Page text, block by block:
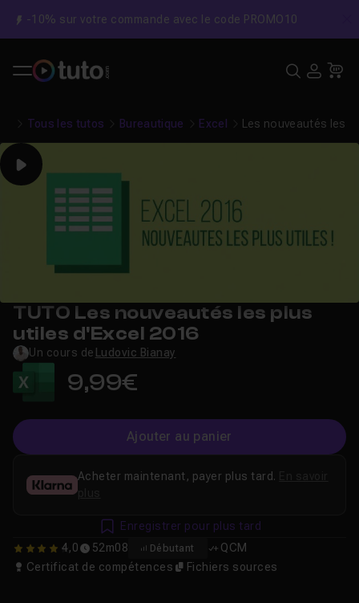
-10% sur votre commande avec le code PROMO10
Tous les tutos Bureautique Excel Les nouveautés les
Play
TUTO Les nouveautés les plus
utiles d'Excel 2016
Un cours de Ludovic Bianay
9,99€
Ajouter au panier
4 4,0 52m08 Débutant
QCM
Certificat de compétences
Fichiers sources
Acheter maintenant, payer plus tard.
plus
Enregistrer pour plus tard